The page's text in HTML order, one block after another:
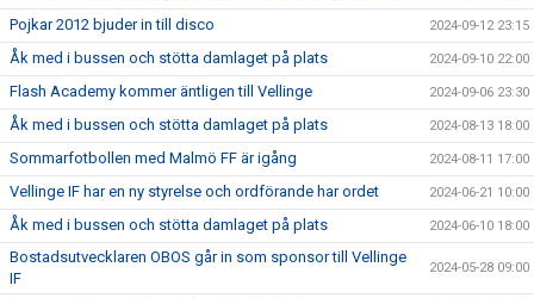
Pojkar 2012 bjuder in till disco 2024-09-12 23:15
Åk med i bussen och stötta damlaget på plats 2024-09-10 22:00
Flash Academy kommer äntligen till Vellinge 2024-09-06 23:30
Åk med i bussen och stötta damlaget på plats 2024-08-13 18:00
Sommarfotbollen med Malmö FF är igång 2024-08-11 17:00
Vellinge IF har en ny styrelse och ordförande har ordet 2024-06-21 10:00
Åk med i bussen och stötta damlaget på plats 2024-06-10 18:00
Bostadsutvecklaren OBOS går in som sponsor till Vellinge
IF
2024-05-28 09:00